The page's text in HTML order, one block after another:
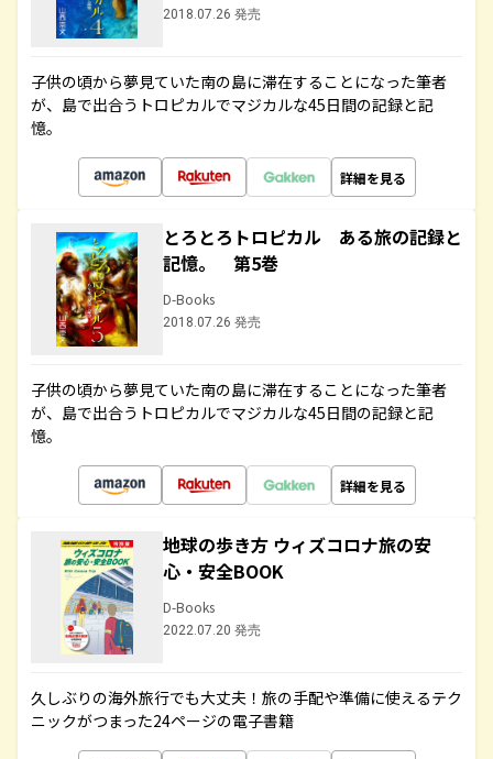
2018.07.26 発売
子供の頃から夢見ていた南の島に滞在することになった筆者
が、島で出合うトロピカルでマジカルな45日間の記録と記
憶。
詳細を見る
とろとろトロピカル ある旅の記録と
記憶。 第5巻
D-Books
2018.07.26 発売
子供の頃から夢見ていた南の島に滞在することになった筆者
が、島で出合うトロピカルでマジカルな45日間の記録と記
憶。
詳細を見る
地球の歩き方 ウィズコロナ旅の安
心・安全BOOK
D-Books
2022.07.20 発売
久しぶりの海外旅行でも大丈夫！旅の手配や準備に使えるテク
ニックがつまった24ページの電子書籍